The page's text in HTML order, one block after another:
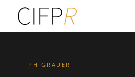
PH GRAUER